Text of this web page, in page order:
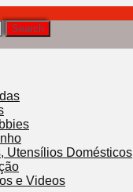
Search
Utensílios Domésticos
e Videos